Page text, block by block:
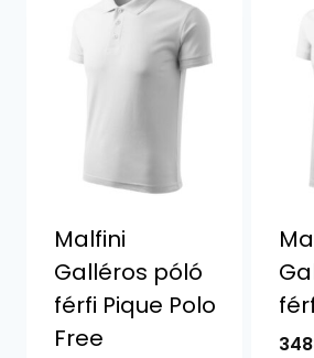
Malfini
Galléros póló
férfi Pique Polo
Free